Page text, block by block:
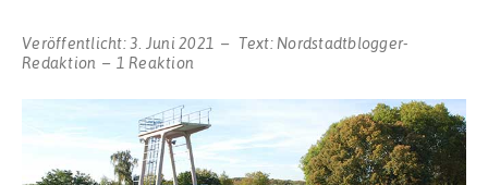
Veröffentlicht:3. Juni 2021 Text: Nordstadtblogger-
Redaktion
1 Reaktion